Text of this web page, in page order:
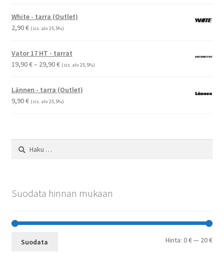
-
2,90 €
White - tarra (Outlet)
2,90€ (sis. alv 25,5%)
Vator 17 HT - tarrat
19,90€– 29,90€Hintaluokka:
-
29,90 €
(sis. alv 25,5%)
Lännen - tarra (Outlet)
9,90€ (sis. alv 25,5%)
Haku:
Suodata hinnan mukaan
Suodata Hinta:0 €— 20 €